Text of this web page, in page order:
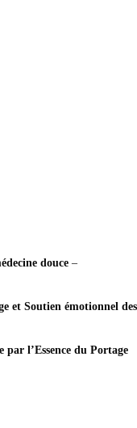
douce –
et Soutien émotionnel des
par l’Essence du Portage